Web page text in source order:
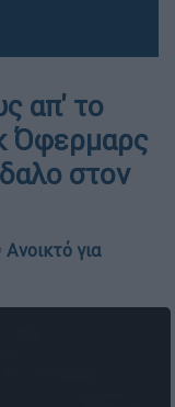
απ' το
Όφερμαρς
στον
Ανοικτό για